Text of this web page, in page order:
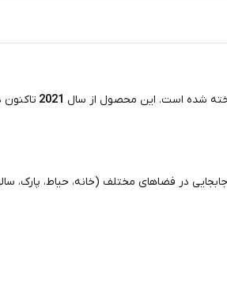
شده است. این محصول از سال 2021 تاکنون
در فضاهای مختلف (خانه، حیاط، پارک،